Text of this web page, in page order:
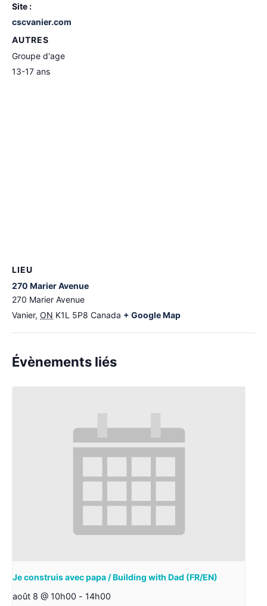
Site :
cscvanier.com
AUTRES
Groupe d'age
13-17 ans
LIEU
270 Marier Avenue
270 Marier Avenue
Vanier, ON K1L 5P8 Canada + Google Map
Évènements liés
Je construis avec papa / Building with Dad (FR/EN)
août 8 @ 10h00 - 14h00